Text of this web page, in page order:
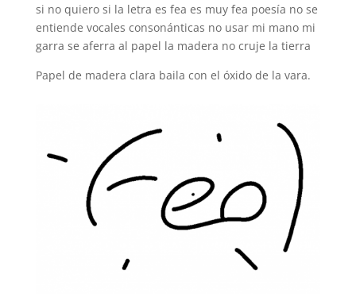
si no quiero si la letra es fea es muy fea poesía no se
entiende vocales consonánticas no usar mi mano mi
garra se aferra al papel la madera no cruje la tierra
Papel de madera clara baila con el óxido de la vara.